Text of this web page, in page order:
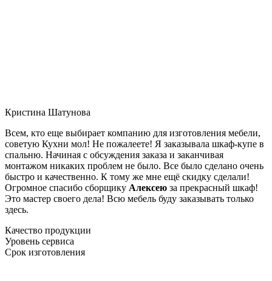
Кристина Шатунова
Всем, кто еще выбирает компанию для изготовления мебели,
советую Кухни мол! Не пожалеете! Я заказывала шкаф-купе в
спальню. Начиная с обсуждения заказа и заканчивая
монтажом никаких проблем не было. Все было сделано очень
быстро и качественно. К тому же мне ещё скидку сделали!
Огромное спасибо сборщику Алексею за прекрасный шкаф!
Это мастер своего дела! Всю мебель буду заказывать только
здесь.
Качество продукции
Уровень сервиса
Срок изготовления